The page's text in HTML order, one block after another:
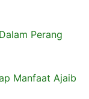
Perang
Manfaat Ajaib